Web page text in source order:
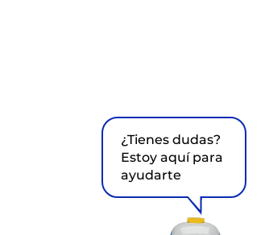
¿Tienes dudas?
Estoy aquí para
ayudarte